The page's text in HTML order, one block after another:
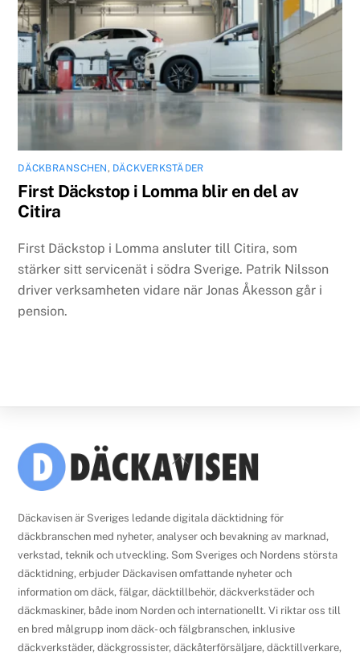
DÄCKBRANSCHEN, DÄCKVERKSTÄDER
First Däckstop i Lomma blir en del av
Citira
First Däckstop i Lomma ansluter till Citira, som
stärker sitt servicenät i södra Sverige. Patrik Nilsson
driver verksamheten vidare när Jonas Åkesson går i
pension.
Back
To
Däckavisen är Sveriges ledande digitala däcktidning för
däckbranschen med nyheter, analyser och bevakning av marknad,
verkstad, teknik och utveckling. Som Sveriges och Nordens största
däcktidning, erbjuder Däckavisen omfattande nyheter och
information om däck, fälgar, däcktillbehör, däckverkstäder och
däckmaskiner, både inom Norden och internationellt. Vi riktar oss till
en bred målgrupp inom däck- och fälgbranschen, inklusive
däckverkstäder, däckgrossister, däckåterförsäljare, däcktillverkare,